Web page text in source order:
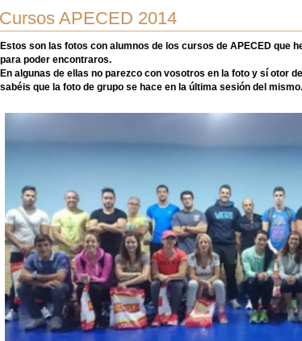
Cursos APECED 2014
Estos son las fotos con alumnos de los cursos de APECED que
para poder encontraros.
En algunas de ellas no parezco con vosotros en la foto y sí otor
sabéis que la foto de grupo se hace en la última sesión del mismo.